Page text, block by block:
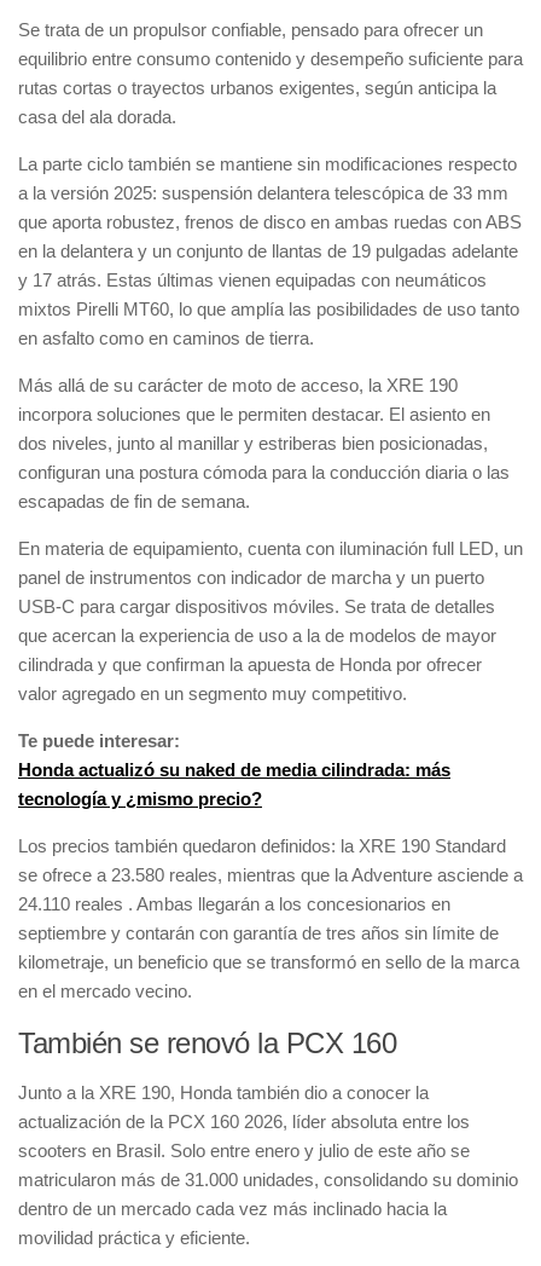
Se trata de un propulsor confiable, pensado para ofrecer un
equilibrio entre consumo contenido y desempeño suficiente para
rutas cortas o trayectos urbanos exigentes, según anticipa la
casa del ala dorada.
La parte ciclo también se mantiene sin modificaciones respecto
a la versión 2025: suspensión delantera telescópica de 33 mm
que aporta robustez, frenos de disco en ambas ruedas con ABS
en la delantera y un conjunto de llantas de 19 pulgadas adelante
y 17 atrás. Estas últimas vienen equipadas con neumáticos
mixtos Pirelli MT60, lo que amplía las posibilidades de uso tanto
en asfalto como en caminos de tierra.
Más allá de su carácter de moto de acceso, la XRE 190
incorpora soluciones que le permiten destacar. El asiento en
dos niveles, junto al manillar y estriberas bien posicionadas,
configuran una postura cómoda para la conducción diaria o las
escapadas de fin de semana.
En materia de equipamiento, cuenta con iluminación full LED, un
panel de instrumentos con indicador de marcha y un puerto
USB-C para cargar dispositivos móviles. Se trata de detalles
que acercan la experiencia de uso a la de modelos de mayor
cilindrada y que confirman la apuesta de Honda por ofrecer
valor agregado en un segmento muy competitivo.
Te puede interesar:
Honda actualizó su naked de media cilindrada: más
tecnología y ¿mismo precio?
Los precios también quedaron definidos: la XRE 190 Standard
se ofrece a 23.580 reales, mientras que la Adventure asciende a
24.110 reales . Ambas llegarán a los concesionarios en
septiembre y contarán con garantía de tres años sin límite de
kilometraje, un beneficio que se transformó en sello de la marca
en el mercado vecino.
También se renovó la PCX 160
Junto a la XRE 190, Honda también dio a conocer la
actualización de la PCX 160 2026, líder absoluta entre los
scooters en Brasil. Solo entre enero y julio de este año se
matricularon más de 31.000 unidades, consolidando su dominio
dentro de un mercado cada vez más inclinado hacia la
movilidad práctica y eficiente.